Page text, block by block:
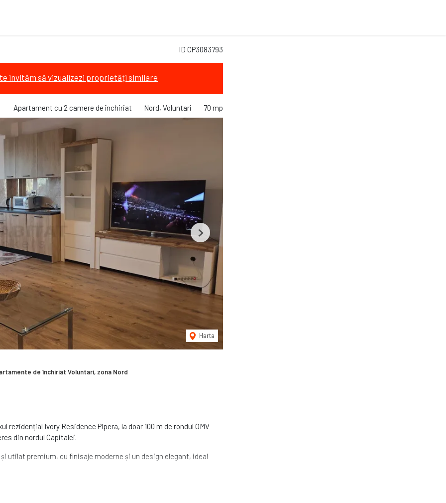
ID CP3083793
te invităm să vizualizezi proprietăți similare
Apartament cu 2 camere de închiriat Nord, Voluntari 70 mp
Harta
Next
de închiriat Voluntari, zona Nord
Ivory Residence Pipera, la doar 100 m de rondul OMV
din nordul Capitalei.
utilat premium, cu finisaje moderne și un design elegant, ideal
loc de joacă pentru copii și include acces facil către multiple